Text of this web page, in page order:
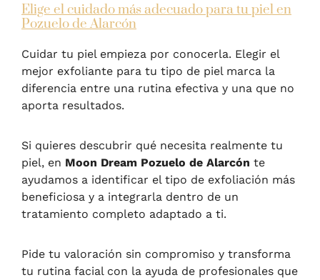
Elige el cuidado más adecuado para tu piel en
Pozuelo de Alarcón
Cuidar tu piel empieza por conocerla. Elegir el
mejor exfoliante para tu tipo de piel marca la
diferencia entre una rutina efectiva y una que no
aporta resultados.
Si quieres descubrir qué necesita realmente tu
piel, en Moon Dream Pozuelo de Alarcón te
ayudamos a identificar el tipo de exfoliación más
beneficiosa y a integrarla dentro de un
tratamiento completo adaptado a ti.
Pide tu valoración sin compromiso y transforma
tu rutina facial con la ayuda de profesionales que